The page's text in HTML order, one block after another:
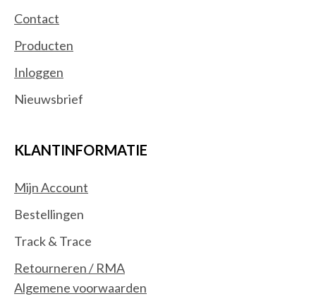
Contact
Producten
Inloggen
Nieuwsbrief
KLANTINFORMATIE
Mijn Account
Bestellingen
Track & Trace
Retourneren / RMA
Algemene voorwaarden